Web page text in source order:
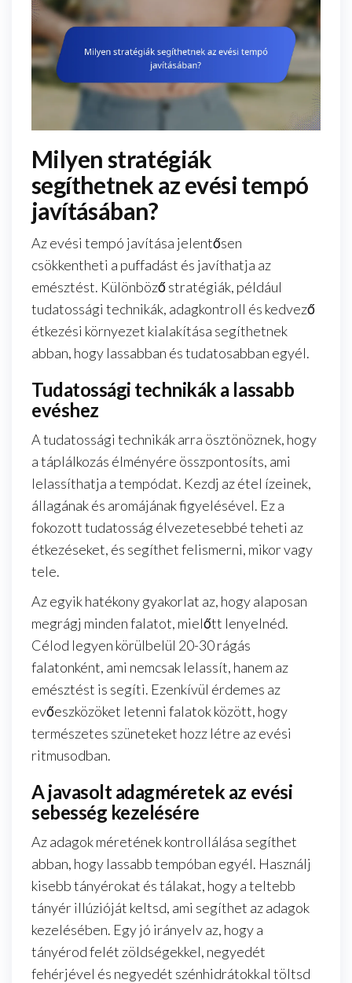
Milyen stratégiák
segíthetnek az evési tempó
javításában?
Az evési tempó javítása jelentősen
csökkentheti a puffadást és javíthatja az
emésztést. Különböző stratégiák, például
tudatossági technikák, adagkontroll és kedvező
étkezési környezet kialakítása segíthetnek
abban, hogy lassabban és tudatosabban egyél.
Tudatossági technikák a lassabb
evéshez
A tudatossági technikák arra ösztönöznek, hogy
a táplálkozás élményére összpontosíts, ami
lelassíthatja a tempódat. Kezdj az étel ízeinek,
állagának és aromájának figyelésével. Ez a
fokozott tudatosság élvezetesebbé teheti az
étkezéseket, és segíthet felismerni, mikor vagy
tele.
Az egyik hatékony gyakorlat az, hogy alaposan
megrágj minden falatot, mielőtt lenyelnéd.
Célod legyen körülbelül 20-30 rágás
falatonként, ami nemcsak lelassít, hanem az
emésztést is segíti. Ezenkívül érdemes az
evőeszközöket letenni falatok között, hogy
természetes szüneteket hozz létre az evési
ritmusodban.
A javasolt adagméretek az evési
sebesség kezelésére
Az adagok méretének kontrollálása segíthet
abban, hogy lassabb tempóban egyél. Használj
kisebb tányérokat és tálakat, hogy a teltebb
tányér illúzióját keltsd, ami segíthet az adagok
kezelésében. Egy jó irányelv az, hogy a
tányérod felét zöldségekkel, negyedét
fehérjével és negyedét szénhidrátokkal töltsd